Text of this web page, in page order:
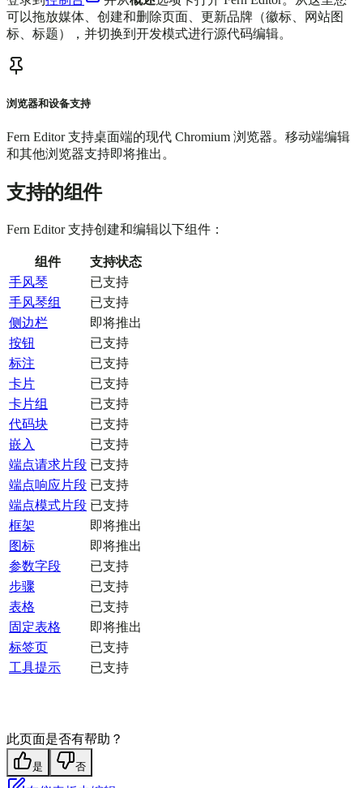
可以拖放媒体、创建和删除页面、更新品牌（徽标、网站图
标、标题），并切换到开发模式进行源代码编辑。
浏览器和设备支持
Fern Editor 支持桌面端的现代 Chromium 浏览器。移动端编辑
和其他浏览器支持即将推出。
支持的组件
Fern Editor 支持创建和编辑以下组件：
组件
支持状态
手风琴
已支持
手风琴组
已支持
侧边栏
即将推出
按钮
已支持
标注
已支持
卡片
已支持
卡片组
已支持
代码块
已支持
嵌入
已支持
端点请求片段 已支持
端点响应片段 已支持
端点模式片段 已支持
框架
即将推出
图标
即将推出
参数字段
已支持
步骤
已支持
表格
已支持
固定表格
即将推出
标签页
已支持
工具提示
已支持
此页面是否有帮助？
是 否